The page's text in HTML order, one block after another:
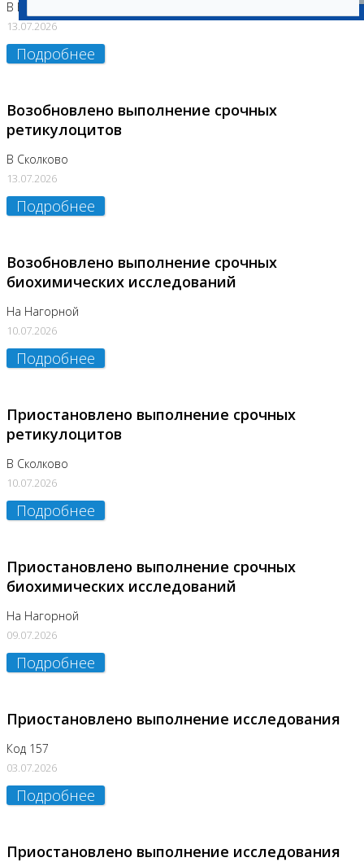
В Бутово
13.07.2026
Подробнее
Возобновлено выполнение срочных
ретикулоцитов
В Сколково
13.07.2026
Подробнее
Возобновлено выполнение срочных
биохимических исследований
На Нагорной
10.07.2026
Подробнее
Приостановлено выполнение срочных
ретикулоцитов
В Сколково
10.07.2026
Подробнее
Приостановлено выполнение срочных
биохимических исследований
На Нагорной
09.07.2026
Подробнее
Приостановлено выполнение исследования
Код 157
03.07.2026
Подробнее
Приостановлено выполнение исследования